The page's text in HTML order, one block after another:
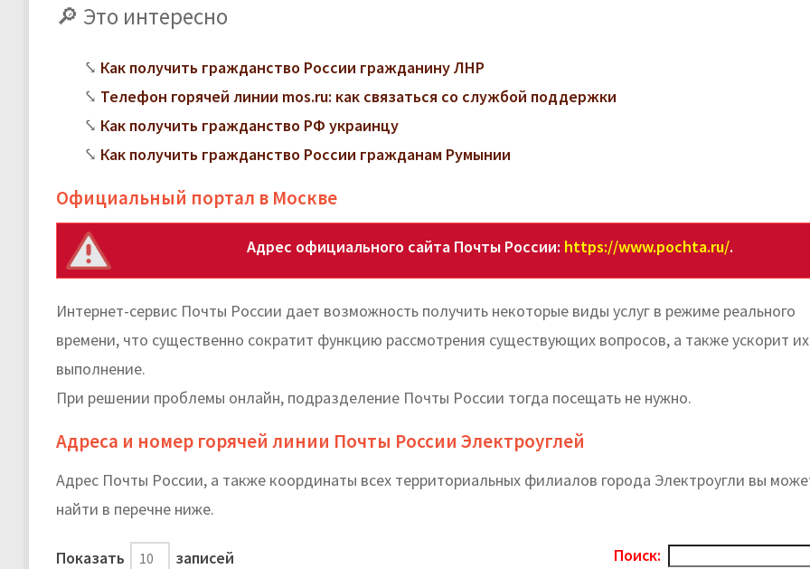
Это интересно
Как получить гражданство России гражданину ЛНР
Телефон горячей линии mos.ru: как связаться со службой поддержки
Как получить гражданство РФ украинцу
Как получить гражданство России гражданам Румынии
Официальный портал в Москве
Адрес официального сайта Почты России: https://www.pochta.ru/.
Интернет-сервис Почты России дает возможность получить некоторые виды услуг в режиме реального
времени, что существенно сократит функцию рассмотрения существующих вопросов, а также ускорит их
выполнение.
При решении проблемы онлайн, подразделение Почты России тогда посещать не нужно.
Адреса и номер горячей линии Почты России Электроуглей
Адрес Почты России, а также координаты всех территориальных филиалов города Электроугли вы
найти в перечне ниже.
Показать записей Поиск: